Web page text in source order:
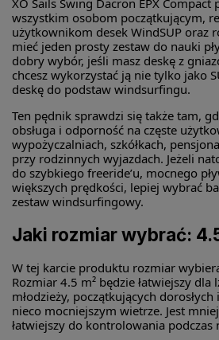
XO Sails Swing Dacron EPX Compact
wszystkim osobom początkującym,
użytkownikom desek WindSUP oraz
mieć jeden prosty zestaw do nauki
dobry wybór, jeśli masz deskę z
chcesz wykorzystać ją nie tylko jako
deskę do podstaw windsurfingu.
Ten pędnik sprawdzi się także tam,
obsługa i odporność na częste
wypożyczalniach, szkółkach,
przy rodzinnych wyjazdach. Jeżeli
do szybkiego freeride’u, mocnego
większych prędkości, lepiej wybrać
zestaw windsurfingowy.
Jaki rozmiar wybrać:
W tej karcie produktu rozmiar
Rozmiar 4.5 m² będzie łatwiejszy dla
młodzieży, początkujących
nieco mocniejszym wietrze. Jest
łatwiejszy do kontrolowania podczas